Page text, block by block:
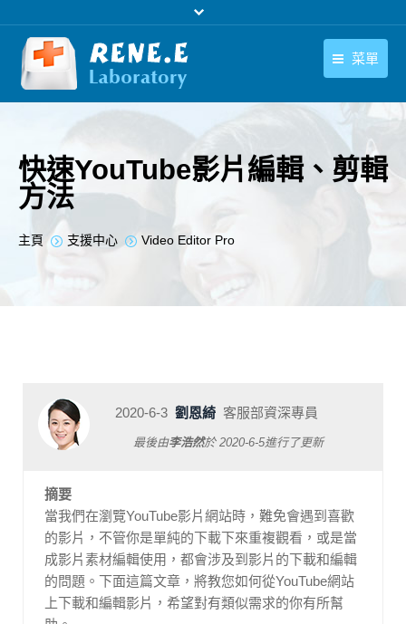
菜單
下載中心
聯絡我們
繁體中文
快速YouTube影片編輯、剪輯
方法
您在此处：
主頁 支援中心 Video Editor Pro
2020-6-3 劉恩綺 客服部資深專員
最後由李浩然於2020-6-5進行了更新
摘要
當我們在瀏覽YouTube影片網站時，難免會遇到喜歡
的影片，不管你是單純的下載下來重複觀看，或是當
成影片素材編輯使用，都會涉及到影片的下載和編輯
的問題。下面這篇文章，將教您如何從YouTube網站
上下載和編輯影片，希望對有類似需求的你有所幫